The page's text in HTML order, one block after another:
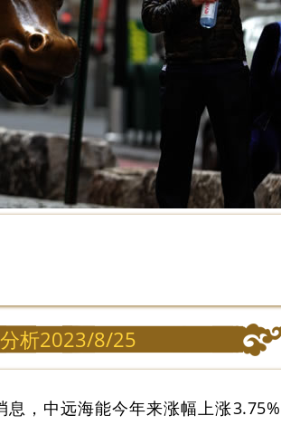
析2023/8/25
，中远海能今年来涨幅上涨3.75%